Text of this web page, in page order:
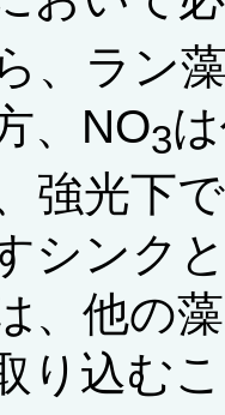
、ラン
、NO3
強光下
シンク
、他の
り込む